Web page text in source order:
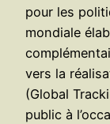
pour les
mondiale
vers la
(Global
public à